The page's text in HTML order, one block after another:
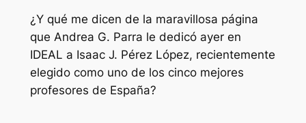
¿Y qué me dicen de la maravillosa página
que Andrea G. Parra le dedicó ayer en
IDEAL a Isaac J. Pérez López, recientemente
elegido como uno de los cinco mejores
profesores de España?